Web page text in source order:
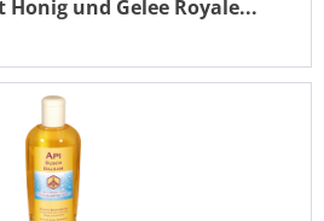
und Gelee Royale...